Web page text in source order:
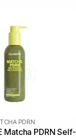
PDRN
Matcha PDRN Self-